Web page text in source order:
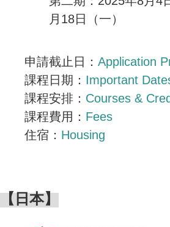
月18日（一）
申請截止日： Application
課程日期： Important
課程安排： Courses &
課程費用： Fees
住宿： Housing
【日本】